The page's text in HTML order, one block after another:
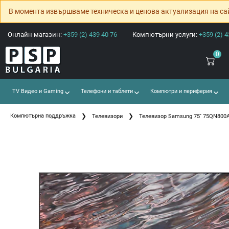
В момента извършваме техническа и ценова актуализация на
Онлайн магазин: +359 (2) 439 40 76 Компютърни услуги: +359 (2)
0
TV Видео и Gaming Телефони и таблети Компютри и периферия
Компютърна поддръжка Телевизори Телевизор Samsung 75''